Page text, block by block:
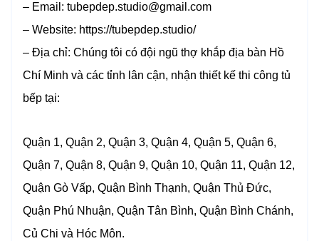
– Email: tubepdep.studio@gmail.com
– Website: https://tubepdep.studio/
– Địa chỉ: Chúng tôi có đội ngũ thợ khắp địa bàn Hồ
Chí Minh và các tỉnh lân cận, nhận thiết kế thi công tủ
bếp tại:
Quận 1, Quận 2, Quận 3, Quận 4, Quận 5, Quận 6,
Quận 7, Quận 8, Quận 9, Quận 10, Quận 11, Quận 12,
Quận Gò Vấp, Quận Bình Thạnh, Quận Thủ Đức,
Quận Phú Nhuận, Quận Tân Bình, Quận Bình Chánh,
Củ Chi và Hóc Môn.